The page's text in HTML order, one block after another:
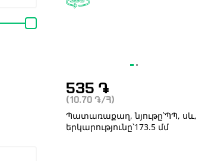
535 ֏
(10.70 ֏ /Հ)
Պատառաքաղ, նյութը՝ՊՊ, սև,
երկարությունը՝173.5 մմ